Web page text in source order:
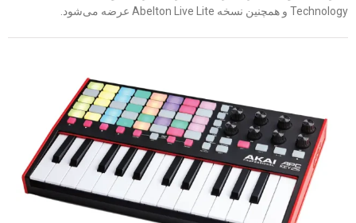
Technology و همچنین نسخه Abelton Live Lite عرضه می‌شود.